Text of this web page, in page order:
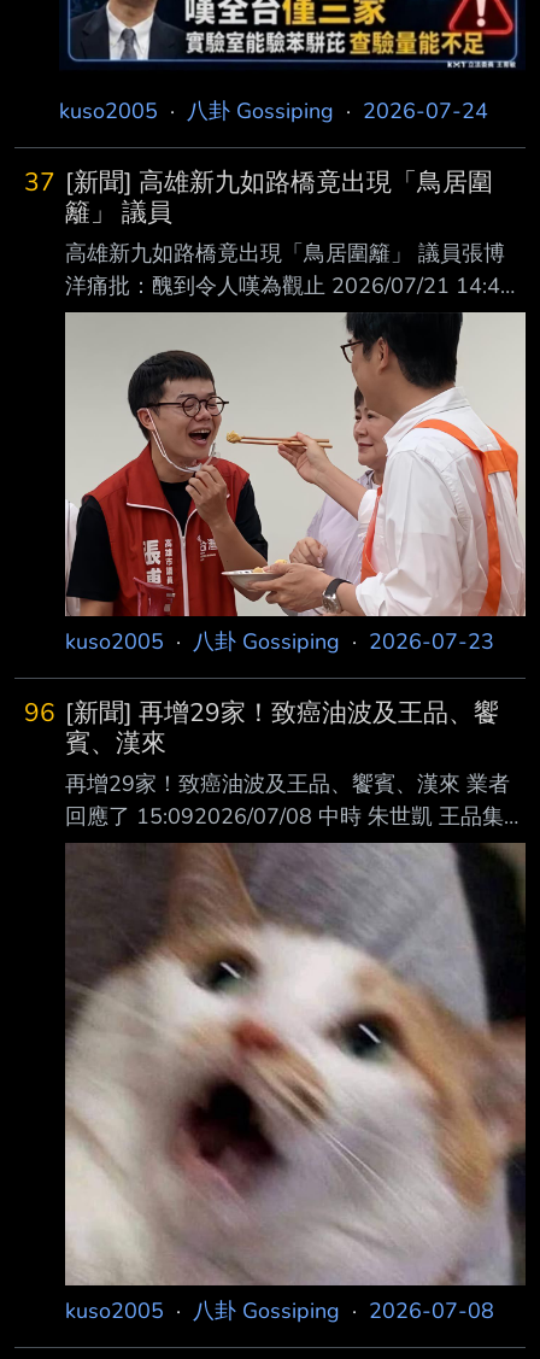
kuso2005 · 八卦 Gossiping · 2026-07-24
37 [新聞] 高雄新九如路橋竟出現「鳥居圍
籬」 議員
高雄新九如路橋竟出現「鳥居圍籬」 議員張博
洋痛批：醜到令人嘆為觀止 2026/07/21 14:45
自由時報 〔記者王榮祥／高雄報導〕預定7月31
日通車的高雄新九如路橋，橋體兩側與人行道旁
獨特 的「鳥居圍籬」引發議論，高市議員張博
洋今忍不住開火，痛批「醜到一個令人嘆為觀
止」 。 張博洋表示，「這橋可怕到一個無法相
信是高雄市的公共建設，什麼叫做毀滅高雄市這
幾年 的城市美感努力，就是這座橋！」 針對
「鳥居圍籬」，他感慨實在是荒謬到、不知道怎
麼對來到這邊的日本觀光客解釋，在日 本的神
道信仰中，鳥居是連接人界於
kuso2005 · 八卦 Gossiping · 2026-07-23
96 [新聞] 再增29家！致癌油波及王品、饗
賓、漢來
再增29家！致癌油波及王品、饗賓、漢來 業者
回應了 15:092026/07/08 中時 朱世凱 王品集團
旗下西堤牛排、陶板屋等高雄多家分店都被驗出
用到問題益康大豆沙拉油，王品 表示，「集團
上周於第一時間即全面停用7月1日政府公告批號
之油品，目前供餐用油皆無 虞。」 饗賓集團除
了饗食天堂高雄店與夢時代店被點名用到受污染
的福壽健味香油，真珠義享店 、旭集義享店也
遭受波及，集團指出，本公司秉持最高食安預警
原則，在稽查延伸至香油 等複方油品前，即主
動進行自主預防性處置。針對該廠商供應之香
油，目前已全面完成產 品
kuso2005 · 八卦 Gossiping · 2026-07-08